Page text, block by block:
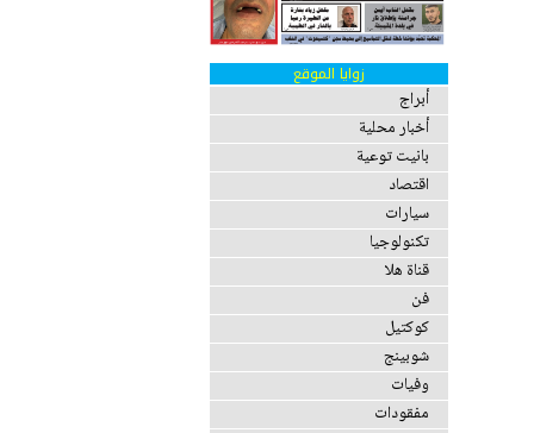
زوايا الموقع
أبراج
أخبار محلية
بانيت توعية
اقتصاد
سيارات
تكنولوجيا
قناة هلا
فن
كوكتيل
شوبينج
وفيات
مفقودات